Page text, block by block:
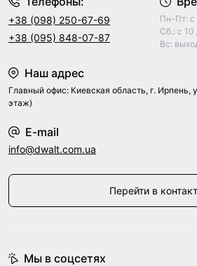
+38 (098) 250-67-69
+38 (095) 848-07-87
Пн-Пт: с
Сб.: с 10
Вс:
Наш адрес
Главный офис: Киевская область, г. Ирпень,
этаж)
E-mail
info@dwalt.com.ua
Перейти в
Мы в соцсетях